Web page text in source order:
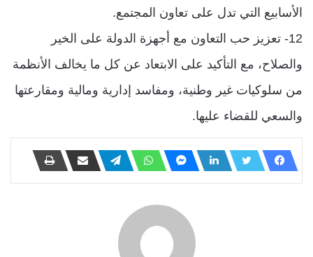
الأسابيع التي تدل على تعاون المجتمع.
12- تعزيز حب التعاون مع أجهزة الدولة على الخير
والصلاح، مع التأكيد على الابتعاد عن كل ما يخالف الأنظمة
من سلوكيات غير وطنية، ومفاسد إدارية ومالية ومقارعتها
والسعي للقضاء عليها.